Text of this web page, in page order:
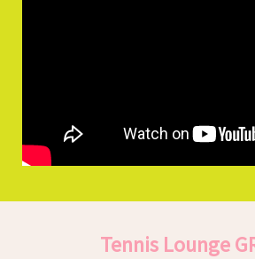
Tennis Lounge